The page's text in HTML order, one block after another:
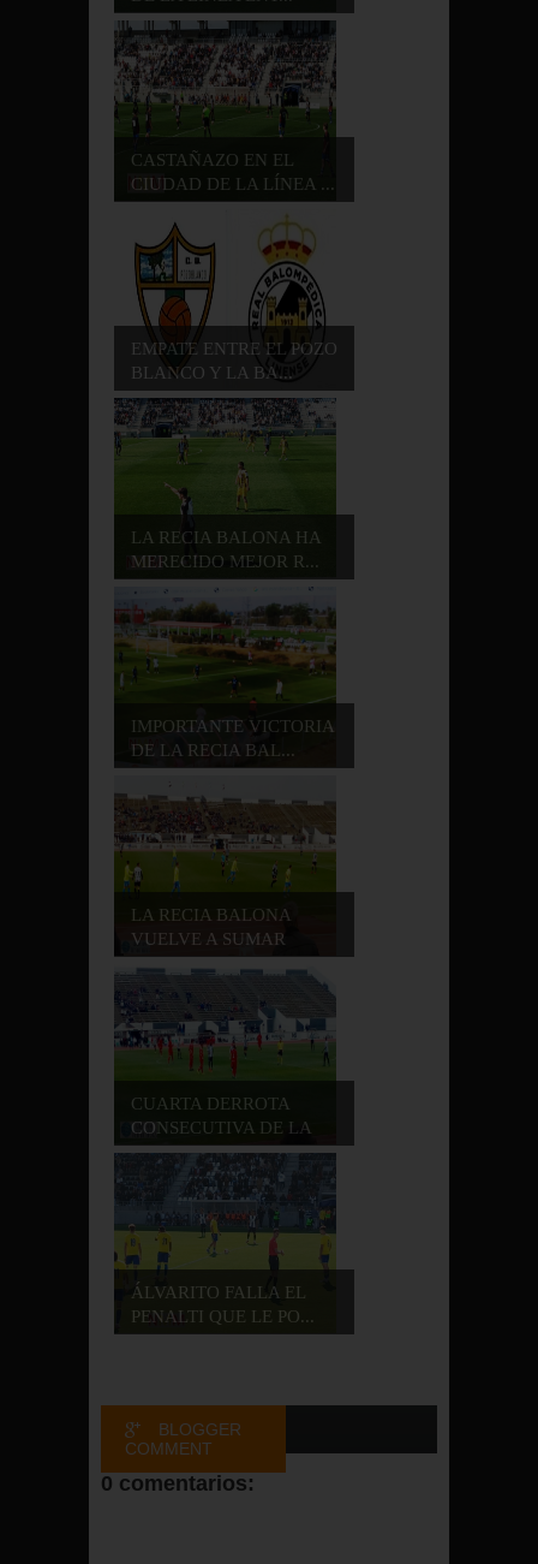
CASTAÑAZO EN EL
CIUDAD DE LA LÍNEA ...
EMPATE ENTRE EL POZO
BLANCO Y LA BA...
LA RECIA BALONA HA
MERECIDO MEJOR R...
IMPORTANTE VICTORIA
DE LA RECIA BAL...
LA RECIA BALONA
VUELVE A SUMAR
TRES...
CUARTA DERROTA
CONSECUTIVA DE LA
RE...
ÁLVARITO FALLA EL
PENALTI QUE LE PO...
BLOGGER
COMMENT
FACEBOOK
0 comentarios: